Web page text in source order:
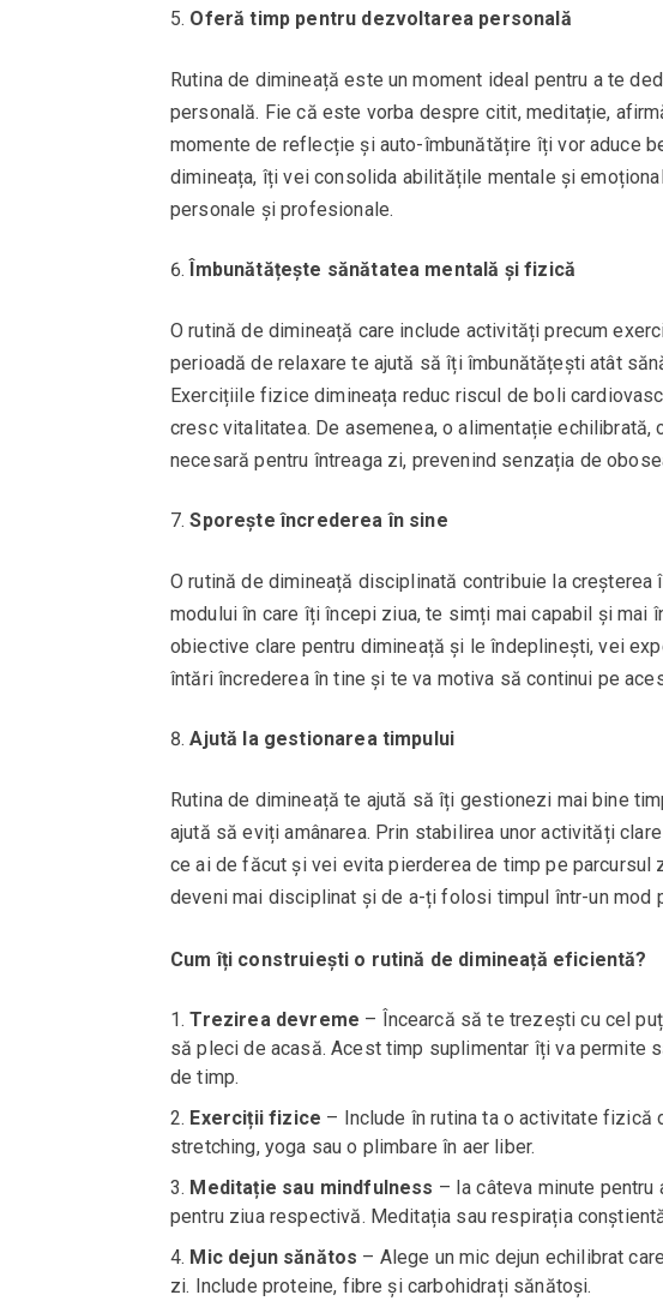
Oferă timp pentru dezvoltarea personală
Rutina de dimineață este un moment ideal pentru a te
personală. Fie că este vorba despre citit, meditație,
momente de reflecție și auto-îmbunătățire îți vor aduce
dimineața, îți vei consolida abilitățile mentale și
personale și profesionale.
Îmbunătățește sănătatea mentală și fizică
O rutină de dimineață care include activități precum
perioadă de relaxare te ajută să îți îmbunătățești atât
Exercițiile fizice dimineața reduc riscul de boli
cresc vitalitatea. De asemenea, o alimentație
necesară pentru întreaga zi, prevenind senzația de
Sporește încrederea în sine
O rutină de dimineață disciplinată contribuie la creșterea
modului în care îți începi ziua, te simți mai capabil și
obiective clare pentru dimineață și le îndeplinești, vei
întări încrederea în tine și te va motiva să continui pe
Ajută la gestionarea timpului
Rutina de dimineață te ajută să îți gestionezi mai bine
ajută să eviți amânarea. Prin stabilirea unor activități
ce ai de făcut și vei evita pierderea de timp pe
deveni mai disciplinat și de a-ți folosi timpul într-un mod
Cum îți construiești o rutină de dimineață eficientă?
Trezirea devreme – Încearcă să te trezești cu cel
să pleci de acasă. Acest timp suplimentar îți va permite
de timp.
Exerciții fizice – Include în rutina ta o activitate fizică
stretching, yoga sau o plimbare în aer liber.
Meditație sau mindfulness – Ia câteva minute
pentru ziua respectivă. Meditația sau respirația
Mic dejun sănătos – Alege un mic dejun echilibrat
zi. Include proteine, fibre și carbohidrați sănătoși.